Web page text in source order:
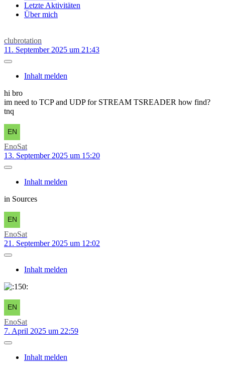
Letzte Aktivitäten
Über mich
clubrotation
11. September 2025 um 21:43
Inhalt melden
hi bro
im need to TCP and UDP for STREAM TSREADER how find?
tnq
EnoSat
13. September 2025 um 15:20
Inhalt melden
in Sources
EnoSat
21. September 2025 um 12:02
Inhalt melden
EnoSat
7. April 2025 um 22:59
Inhalt melden